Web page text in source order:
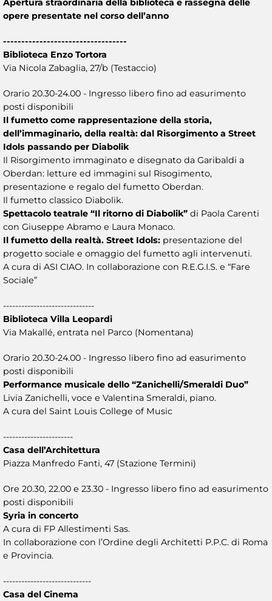
Apertura straordinaria della biblioteca e rassegna delle
opere presentate nel corso dell’anno
----------------------------------
Biblioteca Enzo Tortora
Via Nicola Zabaglia, 27/b (Testaccio)
Orario 20.30-24.00 - Ingresso libero fino ad easurimento
posti disponibili
Il fumetto come rappresentazione della storia,
dell’immaginario, della realtà: dal Risorgimento a Street
Idols passando per Diabolik
Il Risorgimento immaginato e disegnato da Garibaldi a
Oberdan: letture ed immagini sul Risogimento,
presentazione e regalo del fumetto Oberdan.
Il fumetto classico Diabolik.
Spettacolo teatrale “Il ritorno di Diabolik” di Paola Carenti
con Giuseppe Abramo e Laura Monaco.
Il fumetto della realtà. Street Idols: presentazione del
progetto sociale e omaggio del fumetto agli intervenuti.
A cura di ASI CIAO. In collaborazione con R.E.G.I.S. e “Fare
Sociale”
------------------------------
Biblioteca Villa Leopardi
Via Makallé, entrata nel Parco (Nomentana)
Orario 20.30-24.00 - Ingresso libero fino ad easurimento
posti disponibili
Performance musicale dello “Zanichelli/Smeraldi Duo”
Livia Zanichelli, voce e Valentina Smeraldi, piano.
A cura del Saint Louis College of Music
-----------------------
Casa dell’Architettura
Piazza Manfredo Fanti, 47 (Stazione Termini)
Ore 20.30, 22.00 e 23.30 - Ingresso libero fino ad easurimento
posti disponibili
Syria in concerto
A cura di FP Allestimenti Sas.
In collaborazione con l’Ordine degli Architetti P.P.C. di Roma
e Provincia.
-----------------------------
Casa del Cinema